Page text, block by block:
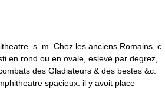
s. m. Chez les anciens Romains, c
en rond ou en ovale, eslevé par degrez,
des Gladiateurs & des bestes &c.
spacieux. il y avoit place